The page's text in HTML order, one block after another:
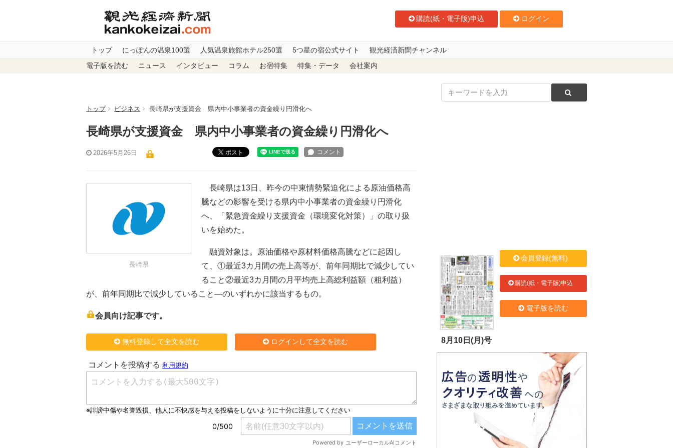
購読(紙・電子版)申込 ログイン
トップ にっぽんの温泉100選 人気温泉旅館ホテル250選 5つ星の宿公式サイト 観光経済新聞チャンネル
電子版を読む ニュース インタビュー コラム お宿特集 特集・データ 会社案内
トップ ビジネス 長崎県が支援資金 県内中小事業者の資金繰り円滑化へ
長崎県が支援資金 県内中小事業者の資金繰り円滑化へ
2026年5月26日 ポスト
長崎県
長崎県は13日、昨今の中東情勢緊迫化による原油価格高
騰などの影響を受ける県内中小事業者の資金繰り円滑化
へ、「緊急資金繰り支援資金（環境変化対策）」の取り扱
いを始めた。
融資対象は。原油価格や原材料価格高騰などに起因し
て、①最近3カ月間の売上高等が、前年同期比で減少してい
ること②最近3カ月間の月平均売上高総利益額（粗利益）
が、前年同期比で減少していること―のいずれかに該当するもの。
会員向け記事です。
無料登録して全文を読む ログインして全文を読む 8月10日(月)号
会員登録(無料)
購読(紙・電子版)申込
電子版を読む